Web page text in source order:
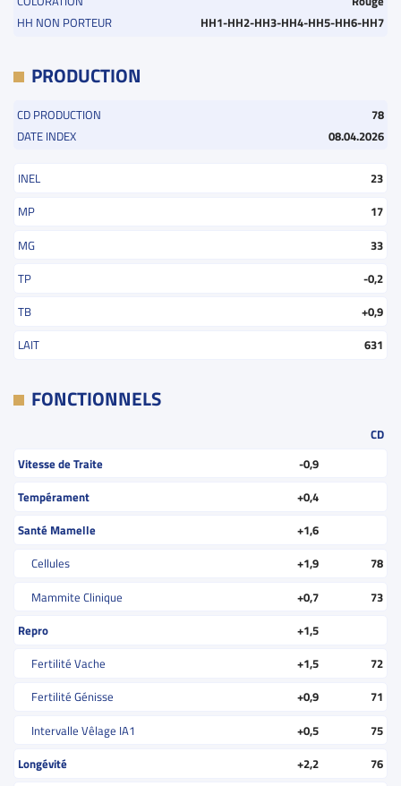
HH NON PORTEUR
HH1-HH2-HH3-HH4-HH5-HH6-HH7
PRODUCTION
CD PRODUCTION
78
DATE INDEX
08.04.2026
INEL
23
MP
17
MG
33
TP
-0,2
TB
+0,9
LAIT
631
FONCTIONNELS
CD
Vitesse de Traite
-0,9
Tempérament
+0,4
Santé Mamelle
+1,6
Cellules
+1,9
78
Mammite Clinique
+0,7
73
Repro
+1,5
Fertilité Vache
+1,5
72
Fertilité Génisse
+0,9
71
Intervalle Vêlage IA1
+0,5
75
Longévité
+2,2 76